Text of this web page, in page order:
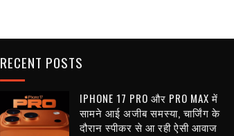
RECENT POSTS
IPHONE 17 PRO और PRO MAX में
सामने आई अजीब समस्या, चार्जिंग के
दौरान स्पीकर से आ रही ऐसी आवाज